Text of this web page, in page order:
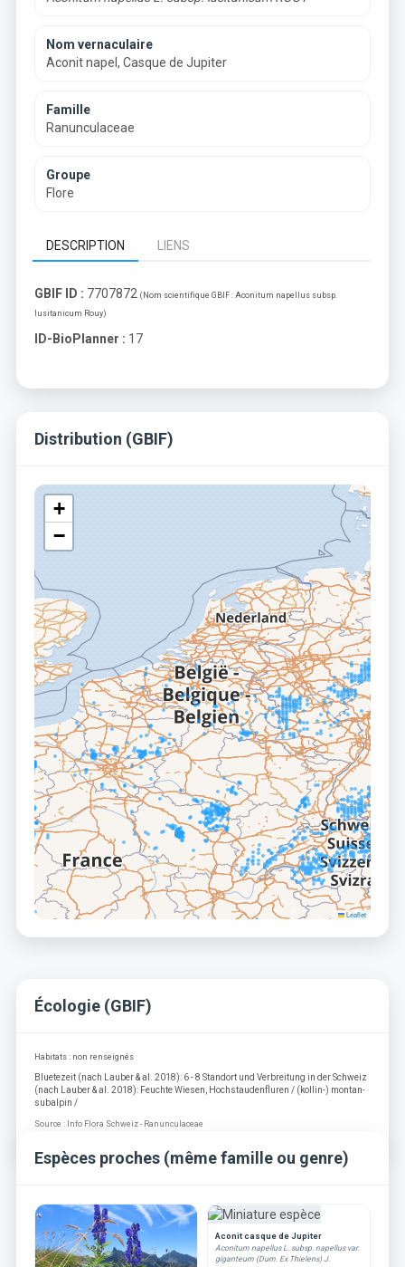
Nom vernaculaire
Aconit napel, Casque de Jupiter
Famille
Ranunculaceae
Groupe
Flore
DESCRIPTION LIENS
GBIF ID : 7707872 (Nom scientifique GBIF : Aconitum napellus subsp.
lusitanicum Rouy)
ID-BioPlanner : 17
Distribution (GBIF)
+
−
Leaflet
Écologie (GBIF)
Habitats : non renseignés
Bluetezeit (nach Lauber & al. 2018): 6 - 8 Standort und Verbreitung in der Schweiz
(nach Lauber & al. 2018): Feuchte Wiesen, Hochstaudenfluren / (kollin-) montan-
subalpin /
Source : Info Flora Schweiz - Ranunculaceae
Espèces proches (même famille ou genre)
Aconit casque de Jupiter
Aconitum napellus L. subsp. napellus var.
giganteum (Dum. Ex Thielens) J.